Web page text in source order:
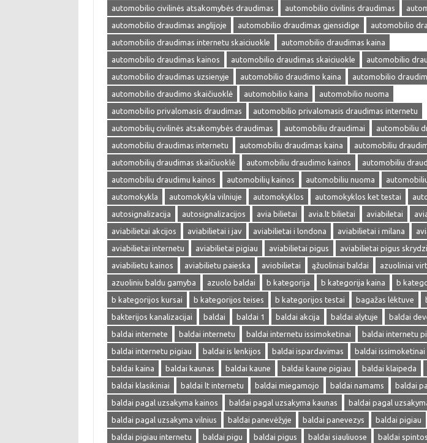
automobilio civilinės atsakomybės draudimas
automobilio civilinis draudimas
automobilio draudimas anglijoje
automobilio draudimas gjensidige
automobilio
automobilio draudimas internetu skaiciuokle
automobilio draudimas kaina
automobilio draudimas kainos
automobilio draudimas skaiciuokle
automobilio
automobilio draudimas uzsienyje
automobilio draudimo kaina
automobilio
automobilio draudimo skaičiuoklė
automobilio kaina
automobilio nuoma
automobilio privalomasis draudimas
automobilio privalomasis draudimas internetu
automobilių civilinės atsakomybės draudimas
automobiliu draudimai
automobiliu
automobiliu draudimas internetu
automobiliu draudimas kaina
automobiliu
automobilių draudimas skaičiuoklė
automobiliu draudimo kainos
automobiliu
automobiliu draudimu kainos
automobilių kainos automobiliu nuoma
automokykla
automokykla vilniuje automokyklos automokyklos ket testai
autosignalizacija
autosignalizacijos avia bilietai avia.lt bilietai aviabiletai
aviabilietai akcijos
aviabilietai i jav aviabilietai i londona aviabilietai i milana
aviabilietai internetu
aviabilietai pigiau aviabilietai pigus
aviabilietai pigus
aviabilietu kainos
aviabilietu paieska aviobilietai ąžuoliniai baldai
azuoliniai
azuoliniu baldu gamyba
azuolo baldai b kategorija b kategorija kaina
b
b kategorijos kursai
b kategorijos teises b kategorijos testai bagažas lėktuve
bakterijos kanalizacijai
baldai baldai 1 baldai akcija baldai alytuje baldai
baldai internete
baldai internetu baldai internetu issimoketinai
baldai internetu
baldai internetu pigiau
baldai is lenkijos baldai ispardavimas baldai issimoketinai
baldai kaina
baldai kaunas baldai kaune baldai kaune pigiau baldai klaipeda
baldai klasikiniai
baldai lt internetu baldai miegamojo baldai namams
baldai
baldai pagal uzsakyma kainos
baldai pagal uzsakyma kaunas
baldai pagal
baldai pagal uzsakyma vilnius
baldai panevėžyje baldai panevezys
baldai pigiau
baldai pigiau internetu
baldai pigu baldai pigus baldai siauliuose baldai spintos